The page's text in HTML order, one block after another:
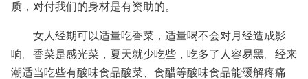
质，对付我们的身材是有资助的。
女人经期可以适量吃香菜，适量喝不会对月经造成影
响。香菜是感光菜，夏天就少吃些，吃多了人容易黑。经来
潮适当吃些有酸味食品酸菜、食醋等酸味食品能缓解疼痛